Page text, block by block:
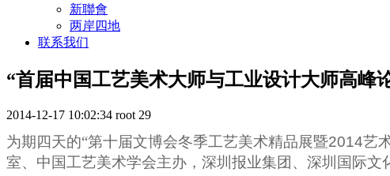
新聯會
两岸四地
联系我们
“首届中国工艺美术大师与工业设计大师高峰
2014-12-17 10:02:34 root 29
为期四天的“第十届文博会冬季工艺美术精品展暨2014艺
室、中国工艺美术学会主办，深圳报业集团、深圳国际